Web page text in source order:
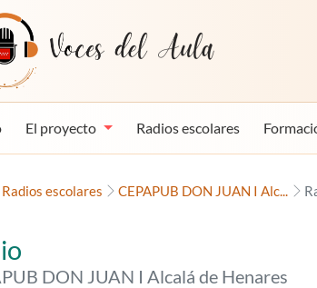
Aula
El proyecto Radios escolares
Radios escolares CEPAPUB DON JUAN I Alc...
Burbuja»,
DON JUAN I Alcalá de Henares